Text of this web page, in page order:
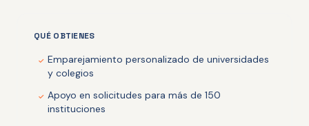
QUÉ OBTIENES
✓ Emparejamiento personalizado de universidades
y colegios
✓ Apoyo en solicitudes para más de 150
instituciones